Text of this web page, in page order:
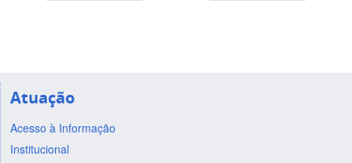
Atuação
Acesso à Informação
Institucional